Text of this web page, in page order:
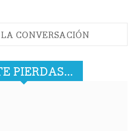
CONVERSACIÓN
PIERDAS...